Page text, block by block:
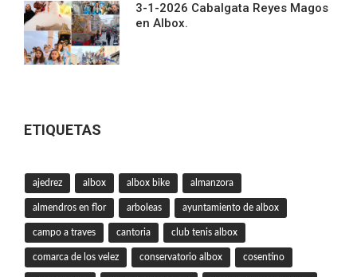
3-1-2026 Cabalgata Reyes Magos
en Albox.
ETIQUETAS
ajedrez albox albox bike almanzora
almendros en flor arboleas ayuntamiento de albox
campo a traves cantoria club tenis albox
comarca de los velez conservatorio albox cosentino